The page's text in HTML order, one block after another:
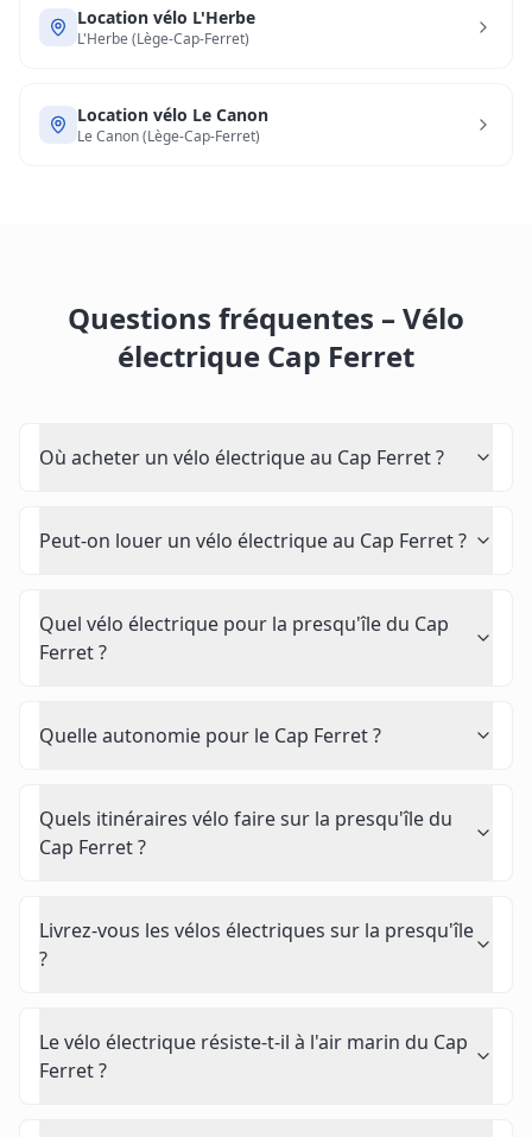
Location vélo L'Herbe
L'Herbe (Lège-Cap-Ferret)
Location vélo Le Canon
Le Canon (Lège-Cap-Ferret)
Questions fréquentes – Vélo
électrique Cap Ferret
Où acheter un vélo électrique au Cap Ferret ?
Peut-on louer un vélo électrique au Cap Ferret ?
Quel vélo électrique pour la presqu'île du Cap
Ferret ?
Quelle autonomie pour le Cap Ferret ?
Quels itinéraires vélo faire sur la presqu'île du
Cap Ferret ?
Livrez-vous les vélos électriques sur la presqu'île
?
Le vélo électrique résiste-t-il à l'air marin du Cap
Ferret ?